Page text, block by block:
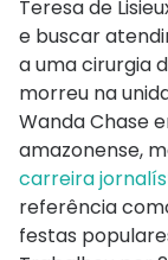
Teresa de
e buscar
a uma cirurgia
morreu na
Wanda Chase
amazonense,
carreira
referência
festas